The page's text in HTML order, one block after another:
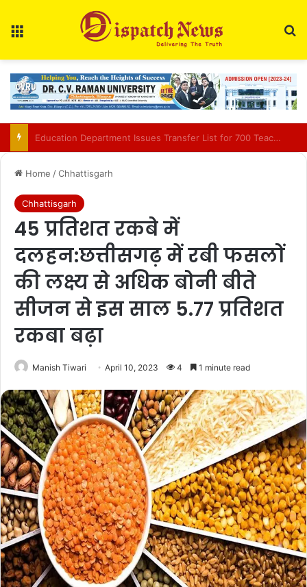
Bilaspur Municipal Corporation demolishes illegal structure in Swarna Jayanti Colony
Home /Chhattisgarh
Chhattisgarh
45 प्रतिशत रकबे में
दलहन:छत्तीसगढ़ में रबी फसलों
की लक्ष्य से अधिक बोनी बीते
सीजन से इस साल 5.77 प्रतिशत
रकबा बढ़ा
Manish Tiwari April 10, 2023 4 1 minute read